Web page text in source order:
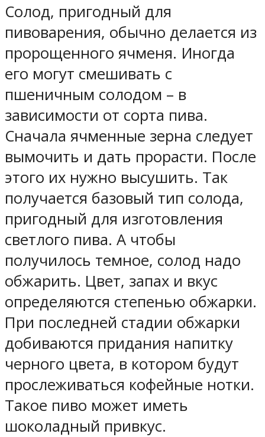
Солод, пригодный для
пивоварения, обычно делается из
пророщенного ячменя. Иногда
его могут смешивать с
пшеничным солодом – в
зависимости от сорта пива.
Сначала ячменные зерна следует
вымочить и дать прорасти. После
этого их нужно высушить. Так
получается базовый тип солода,
пригодный для изготовления
светлого пива. А чтобы
получилось темное, солод надо
обжарить. Цвет, запах и вкус
определяются степенью обжарки.
При последней стадии обжарки
добиваются придания напитку
черного цвета, в котором будут
прослеживаться кофейные нотки.
Такое пиво может иметь
шоколадный привкус.